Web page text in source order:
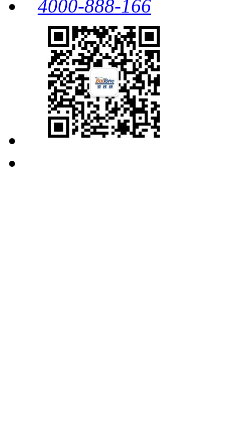
4000-888-166